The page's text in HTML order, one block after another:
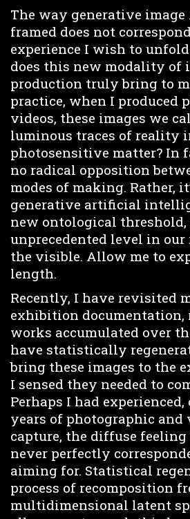
The way generative
framed does not
experience I wish to
does this new modality of
production truly bring to
practice, when I produced
videos, these images we
luminous traces of reality
photosensitive matter? In
no radical opposition
modes of making. Rather,
generative artificial
new ontological threshold,
unprecedented level in
the visible. Allow me to
length.
Recently, I have revisited
exhibition documentation,
works accumulated over
have statistically
bring these images to the
I sensed they needed to
Perhaps I had
years of photographic and
capture, the diffuse
never perfectly
aiming for. Statistical
process of recomposition
multidimensional latent